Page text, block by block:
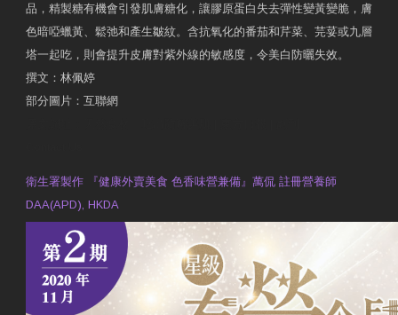
品，精製糖有機會引發肌膚糖化，讓膠原蛋白失去彈性變黃變脆，膚
色暗啞蠟黃、鬆弛和產生皺紋。含抗氧化的番茄和芹菜、芫荽或九層
塔一起吃，則會提升皮膚對紫外線的敏感度，令美白防曬失效。
撰文：林佩婷
部分圖片：互聯網
衛生署製作 『健康外賣美食 色香味營兼備』萬侃 註冊營養師
DAA(APD), HKDA